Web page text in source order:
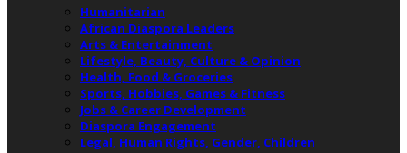
Humanitarian
African Diaspora Leaders
Arts & Entertainment
Lifestyle, Beauty, Culture & Opinion
Health, Food & Groceries
Sports, Hobbies, Games & Fitness
Jobs & Career Development
Diaspora Engagement
Legal, Human Rights, Gender, Children